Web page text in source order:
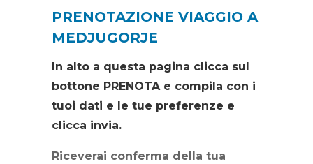
PRENOTAZIONE VIAGGIO A
MEDJUGORJE
In alto a questa pagina clicca sul
bottone PRENOTA e compila con i
tuoi dati e le tue preferenze e
clicca invia.
Riceverai conferma della tua